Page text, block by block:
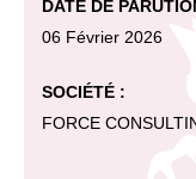
DATE DE
06 Février 2026
SOCIÉTÉ :
FORCE